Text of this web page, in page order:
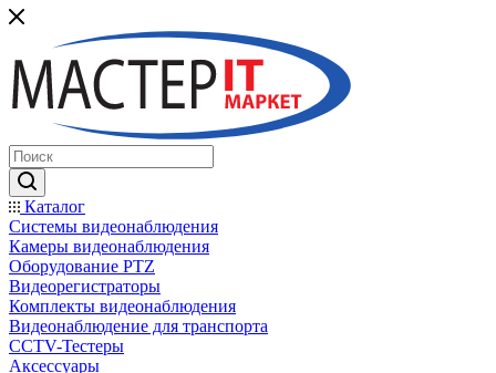
Каталог
Системы видеонаблюдения
Камеры видеонаблюдения
Оборудование PTZ
Видеорегистраторы
Комплекты видеонаблюдения
Видеонаблюдение для транспорта
CCTV-Тестеры
Аксессуары